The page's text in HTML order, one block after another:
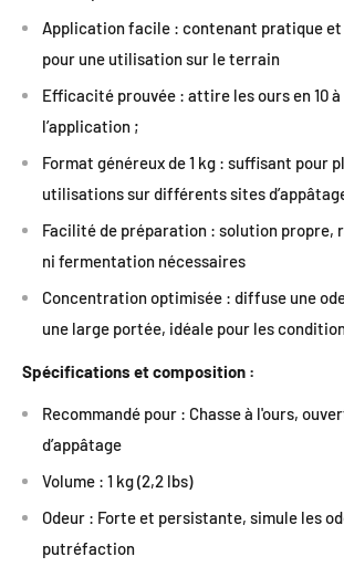
Application facile : contenant pratique
pour une utilisation sur le terrain
Efficacité prouvée : attire les ours en 10 à
l’application ;
Format généreux de 1 kg : suffisant pour
utilisations sur différents sites
Facilité de préparation : solution propre,
ni fermentation nécessaires
Concentration optimisée : diffuse une
une large portée, idéale pour les
Spécifications et composition :
Recommandé pour : Chasse à l'ours,
d’appâtage
Volume : 1 kg (2,2 lbs)
Odeur : Forte et persistante, simule les
putréfaction